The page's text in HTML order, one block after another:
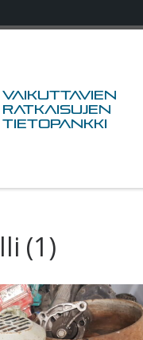
Vaikuttavien
ratkaisujen
tietopankki
(1)